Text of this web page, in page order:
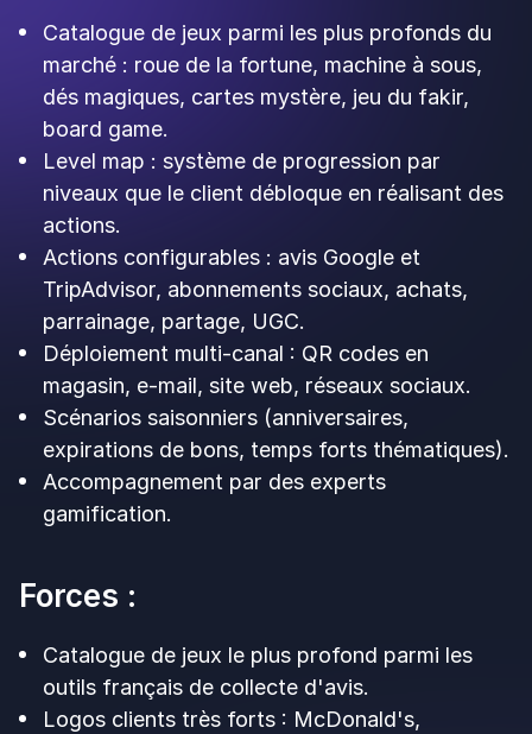
dispositif est pensé pour durer.
Voir d'autres alternatives à
Kadow Club
Alternative à Basilyk
Alternative à Cadeo
Alternative à Guest Suite
Les 8 meilleurs outils pour booster vos avis
Google en 2026
FAQ : Questions fréquentes
sur Kadow Club et Up
Review
1. Kadow Club impose-t-il vraiment un
Selon les sources tierces disponibles, oui : les
tarifs sont conditionnés à un engagement de 12,